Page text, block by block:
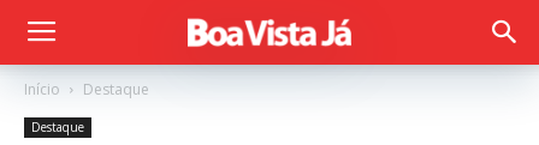
Início Destaque
Destaque